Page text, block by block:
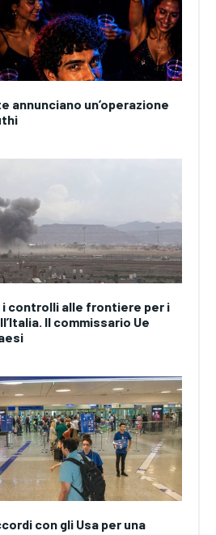
annunciano un’operazione
i controlli alle frontiere per i
Il commissario Ue
con gli Usa per una